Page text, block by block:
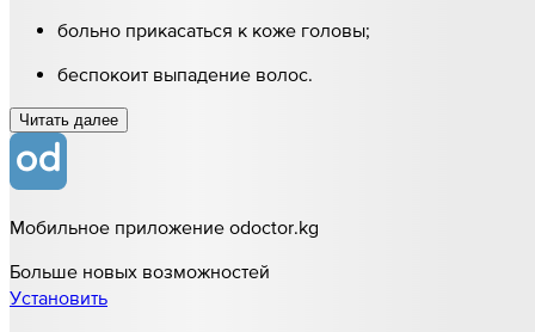
больно прикасаться к коже головы;
беспокоит выпадение волос.
Читать далee
Мобильное приложение odoctor.kg
Больше новых возможностей
Установить